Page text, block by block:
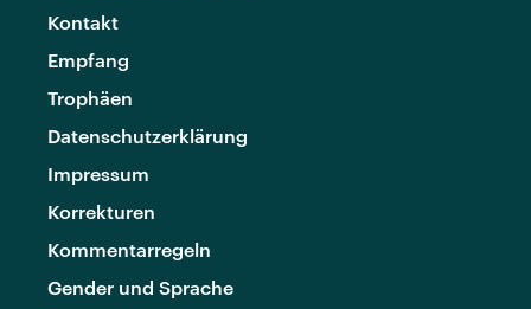
Kontakt
Empfang
Trophäen
Datenschutzerklärung
Impressum
Korrekturen
Kommentarregeln
Gender und Sprache